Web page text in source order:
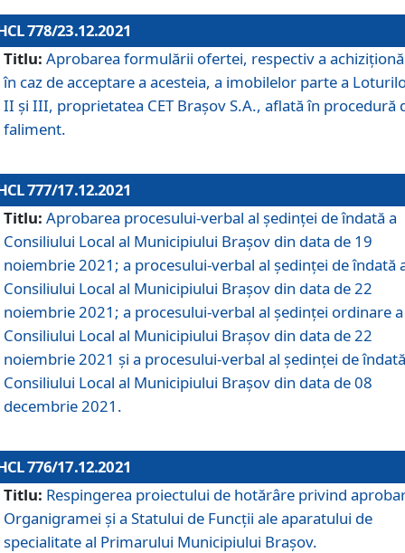
778/23.12.2021
Titlu: Aprobarea formulării ofertei, respectiv a
în caz de acceptare a acesteia, a imobilelor parte a
II și III, proprietatea CET Brașov S.A., aflată în procedură
faliment.
777/17.12.2021
Titlu: Aprobarea procesului-verbal al şedinţei de îndată a
Consiliului Local al Municipiului Braşov din data de 19
noiembrie 2021; a procesului-verbal al şedinţei de îndată
Consiliului Local al Municipiului Braşov din data de 22
noiembrie 2021; a procesului-verbal al şedinţei ordinare a
Consiliului Local al Municipiului Braşov din data de 22
noiembrie 2021 și a procesului-verbal al şedinţei de
Consiliului Local al Municipiului Braşov din data de 08
decembrie 2021.
776/17.12.2021
Titlu: Respingerea proiectului de hotărâre privind
Organigramei şi a Statului de Funcţii ale aparatului de
specialitate al Primarului Municipiului Braşov.